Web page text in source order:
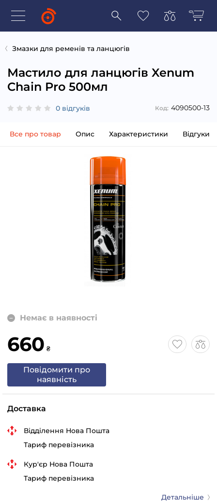
Змазки для ременів та ланцюгів
Мастило для ланцюгів Xenum
Chain Pro 500мл
0 відгуків Код: 4090500-13
Все про товар Опис Характеристики Відгуки
Немає в наявності
660 ₴
Повідомити про
наявність
Доставка
Відділення Нова Пошта
Тариф перевізника
Кур'єр Нова Пошта
Тариф перевізника
Детальніше